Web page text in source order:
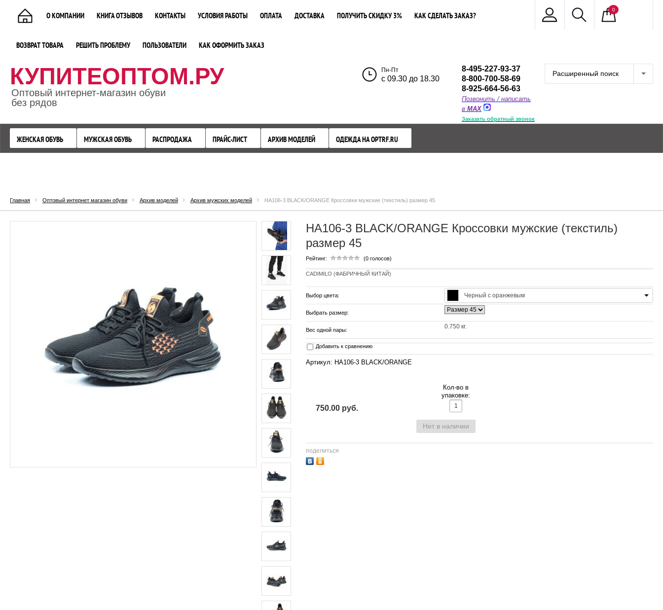
0
О КОМПАНИИ КНИГА ОТЗЫВОВ КОНТАКТЫ УСЛОВИЯ РАБОТЫ ОПЛАТА ДОСТАВКА ПОЛУЧИТЬ СКИДКУ 3% КАК СДЕЛАТЬ ЗАКАЗ?
ВОЗВРАТ ТОВАРА РЕШИТЬ ПРОБЛЕМУ ПОЛЬЗОВАТЕЛИ КАК ОФОРМИТЬ ЗАКАЗ
КУПИТЕОПТОМ.РУ
Оптовый интернет-магазин обуви
без рядов
Расширенный поиск
8-495-227-93-37
8-800-700-58-69
8-925-664-56-63
Позвонить / написать
в MAX
Заказать обратный звонок
Пн-Пт
с 09.30 до 18.30
ЖЕНСКАЯ ОБУВЬ МУЖСКАЯ ОБУВЬ РАСПРОДАЖА ПРАЙС-ЛИСТ АРХИВ МОДЕЛЕЙ ОДЕЖДА НА OPTRF.RU
Главная Оптовый интернет магазин обуви Архив моделей Архив мужских моделей HA106-3 BLACK/ORANGE Кроссовки мужские (текстиль) размер 45
HA106-3 BLACK/ORANGE Кроссовки мужские (текстиль)
размер 45
Рейтинг: (0 голосов)
CADIMILO (ФАБРИЧНЫЙ КИТАЙ)
Выбор цвета: Черный с оранжевым
Выбрать размер:
Вес одной пары: 0.750 кг.
Добавить к сравнению
Артикул: HA106-3 BLACK/ORANGE
750.00 руб.
Кол-во в
упаковке:
Нет в наличии
поделиться